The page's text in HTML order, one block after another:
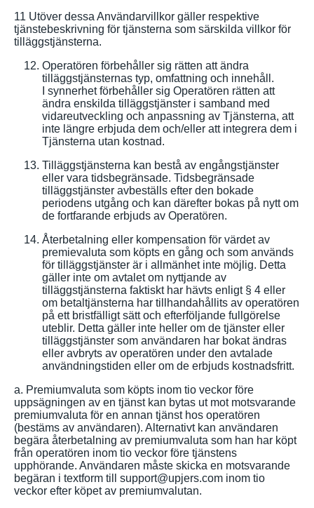
11 Utöver dessa Användarvillkor gäller respektive
tjänstebeskrivning för tjänsterna som särskilda villkor för
tilläggstjänsterna.
Operatören förbehåller sig rätten att ändra
tilläggstjänsternas typ, omfattning och innehåll.
I synnerhet förbehåller sig Operatören rätten att
ändra enskilda tilläggstjänster i samband med
vidareutveckling och anpassning av Tjänsterna, att
inte längre erbjuda dem och/eller att integrera dem i
Tjänsterna utan kostnad.
Tilläggstjänsterna kan bestå av engångstjänster
eller vara tidsbegränsade. Tidsbegränsade
tilläggstjänster avbeställs efter den bokade
periodens utgång och kan därefter bokas på nytt om
de fortfarande erbjuds av Operatören.
Återbetalning eller kompensation för värdet av
premievaluta som köpts en gång och som används
för tilläggstjänster är i allmänhet inte möjlig. Detta
gäller inte om avtalet om nyttjande av
tilläggstjänsterna faktiskt har hävts enligt § 4 eller
om betaltjänsterna har tillhandahållits av operatören
på ett bristfälligt sätt och efterföljande fullgörelse
uteblir. Detta gäller inte heller om de tjänster eller
tilläggstjänster som användaren har bokat ändras
eller avbryts av operatören under den avtalade
användningstiden eller om de erbjuds kostnadsfritt.
a. Premiumvaluta som köpts inom tio veckor före
uppsägningen av en tjänst kan bytas ut mot motsvarande
premiumvaluta för en annan tjänst hos operatören
(bestäms av användaren). Alternativt kan användaren
begära återbetalning av premiumvaluta som han har köpt
från operatören inom tio veckor före tjänstens
upphörande. Användaren måste skicka en motsvarande
begäran i textform till support@upjers.com inom tio
veckor efter köpet av premiumvalutan.